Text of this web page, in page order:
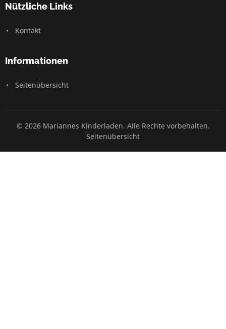
Nützliche Links
Kontakt
Informationen
Seitenübersicht
© 2026 Mariannes Kinderladen. Alle Rechte vorbehalten.
Seitenübersicht